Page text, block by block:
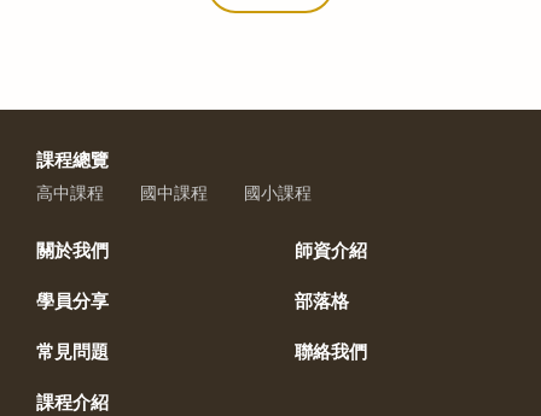
課程總覽
高中課程 國中課程 國小課程
關於我們 師資介紹
學員分享 部落格
常見問題 聯絡我們
課程介紹